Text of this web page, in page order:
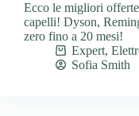
Ecco le migliori
capelli! Dyson,
zero fino a 20 mesi!
Expert,
Sofia Smith